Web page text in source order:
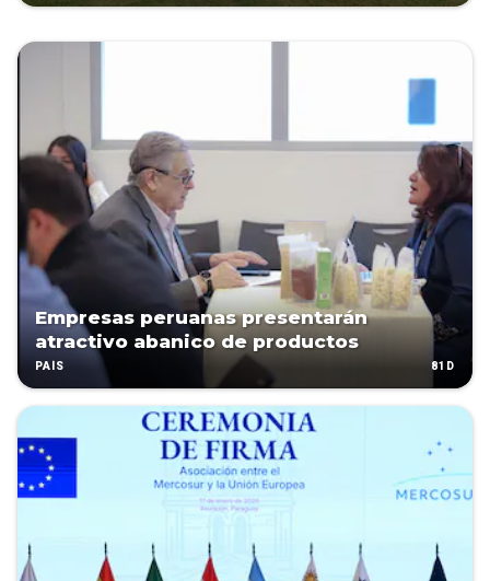
Empresas peruanas presentarán
atractivo abanico de productos
PAÍS 81D